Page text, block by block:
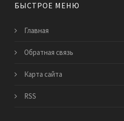
БЫСТРОЕ МЕНЮ
Главная
Обратная связь
Карта сайта
RSS